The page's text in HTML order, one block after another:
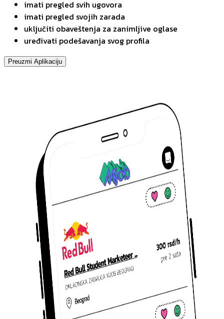
imati pregled svih ugovora
imati pregled svojih zarada
uključiti obaveštenja za zanimljive oglase
uređivati podešavanja svog profila
Preuzmi Aplikaciju